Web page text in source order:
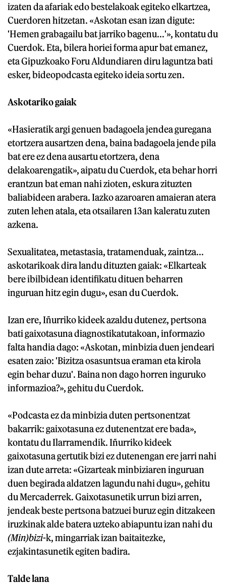
izaten da afariak edo bestelakoak egiteko elkartzea,
Cuerdoren hitzetan. «Askotan esan izan digute:
'Hemen grabagailu bat jarriko bagenu...'», kontatu du
Cuerdok. Eta, bilera horiei forma apur bat emanez,
eta Gipuzkoako Foru Aldundiaren diru laguntza bati
esker, bideopodcasta egiteko ideia sortu zen.
Askotariko gaiak
«Hasieratik argi genuen badagoela jendea guregana
etortzera ausartzen dena, baina badagoela jende pila
bat ere ez dena ausartu etortzera, dena
delakoarengatik», aipatu du Cuerdok, eta behar horri
erantzun bat eman nahi zioten, eskura zituzten
baliabideen arabera. Iazko azaroaren amaieran atera
zuten lehen atala, eta otsailaren 13an kaleratu zuten
azkena.
Sexualitatea, metastasia, tratamenduak, zaintza...
askotarikoak dira landu dituzten gaiak: «Elkarteak
bere ibilbidean identifikatu dituen beharren
inguruan hitz egin dugu», esan du Cuerdok.
Izan ere, Iñurriko kideek azaldu dutenez, pertsona
bati gaixotasuna diagnostikatutakoan, informazio
falta handia dago: «Askotan, minbizia duen jendeari
esaten zaio: 'Bizitza osasuntsua eraman eta kirola
egin behar duzu'. Baina non dago horren inguruko
informazioa?», gehitu du Cuerdok.
«Podcasta ez da minbizia duten pertsonentzat
bakarrik: gaixotasuna ez dutenentzat ere bada»,
kontatu du Ilarramendik. Iñurriko kideek
gaixotasuna gertutik bizi ez dutenengan ere jarri nahi
izan dute arreta: «Gizarteak minbiziaren inguruan
duen begirada aldatzen lagundu nahi dugu», gehitu
du Mercaderrek. Gaixotasunetik urrun bizi arren,
jendeak beste pertsona batzuei buruz egin ditzakeen
iruzkinak alde batera uzteko abiapuntu izan nahi du
(Min)bizi-k, mingarriak izan baitaitezke,
ezjakintasunetik egiten badira.
Talde lana